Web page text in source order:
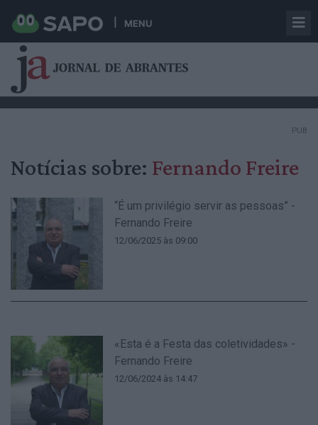
MENU
PUB
Notícias sobre: Fernando Freire
“É um privilégio servir as pessoas” -
Fernando Freire
12/06/2025 às 09:00
«Esta é a Festa das coletividades» -
Fernando Freire
12/06/2024 às 14:47